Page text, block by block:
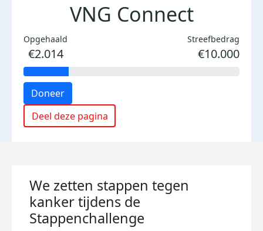
VNG Connect
Opgehaald
€2.014
Streefbedrag
€10.000
Doneer
Deel deze pagina
We zetten stappen tegen
kanker tijdens de
Stappenchallenge